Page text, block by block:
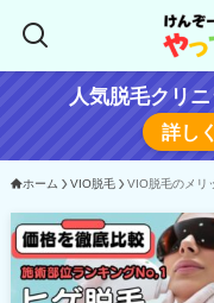
人気脱毛クリ
詳し
ホーム VIO脱毛 VIO脱毛のメリ